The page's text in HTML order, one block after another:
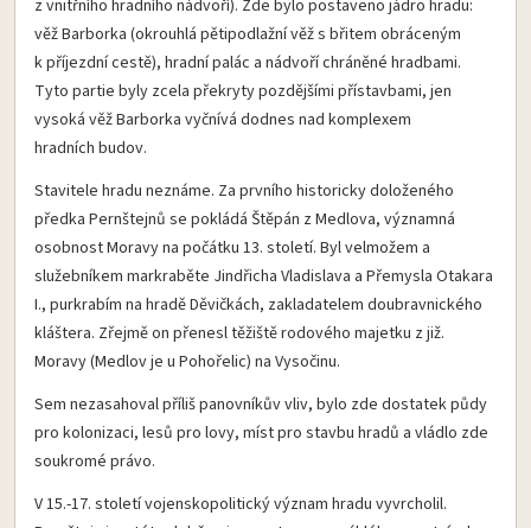
z vnitřního hradního nádvoří). Zde bylo postaveno jádro hradu:
věž Barborka (okrouhlá pětipodlažní věž s břitem obráceným
k příjezdní cestě), hradní palác a nádvoří chráněné hradbami.
Tyto partie byly zcela překryty pozdějšími přístavbami, jen
vysoká věž Barborka vyčnívá dodnes nad komplexem
hradních budov.
Stavitele hradu neznáme. Za prvního historicky doloženého
předka Pernštejnů se pokládá Štěpán z Medlova, významná
osobnost Moravy na počátku 13. století. Byl velmožem a
služebníkem markraběte Jindřicha Vladislava a Přemysla Otakara
I., purkrabím na hradě Děvičkách, zakladatelem doubravnického
kláštera. Zřejmě on přenesl těžiště rodového majetku z již.
Moravy (Medlov je u Pohořelic) na Vysočinu.
Sem nezasahoval příliš panovníkův vliv, bylo zde dostatek půdy
pro kolonizaci, lesů pro lovy, míst pro stavbu hradů a vládlo zde
soukromé právo.
V 15.-17. století vojenskopolitický význam hradu vyvrcholil.